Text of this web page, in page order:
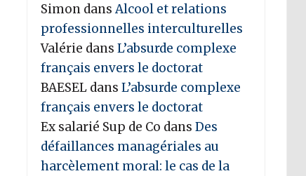
Simon dansAlcool et relations
professionnelles interculturelles
Valérie dansL’absurde complexe
français envers le doctorat
BAESEL dansL’absurde complexe
français envers le doctorat
Ex salarié Sup de Co dansDes
défaillances managériales au
harcèlement moral: le cas de la